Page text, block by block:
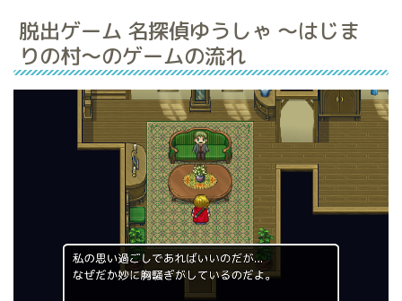
脱出ゲーム 名探偵ゆうしゃ 〜はじま
りの村〜のゲームの流れ